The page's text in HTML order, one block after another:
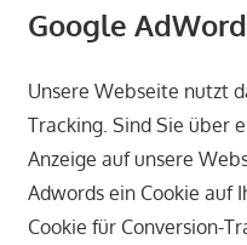
Google
Unsere Webseite nutzt
Tracking. Sind Sie über
Anzeige auf unsere
Adwords ein Cookie auf
Cookie für Conversion-